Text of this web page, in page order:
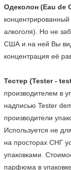
Одеколон (Eau de
алкоголя). Но не
США и на ней Вы
концентрация её
Тестер (Tester -
производителем в
надписью Tester
производители
Используется не
на просторах СНГ
упаковками.
парфюма в